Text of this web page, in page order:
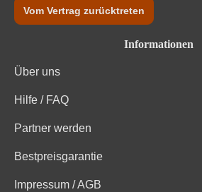
Vom Vertrag zurücktreten
Informationen
Über uns
Hilfe / FAQ
Partner werden
Bestpreisgarantie
Impressum / AGB